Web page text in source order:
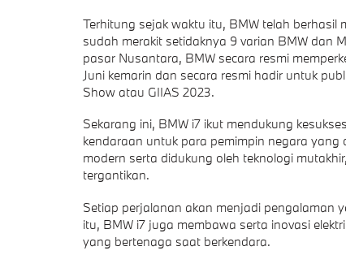
Terhitung sejak waktu itu, BMW telah berhasil
sudah merakit setidaknya 9 varian BMW dan
pasar Nusantara, BMW secara resmi
Juni kemarin dan secara resmi hadir untuk
Show atau GIIAS 2023.
Sekarang ini, BMW i7 ikut mendukung
kendaraan untuk para pemimpin negara
modern serta didukung oleh teknologi
tergantikan.
Setiap perjalanan akan menjadi pengalaman
itu, BMW i7 juga membawa serta inovasi
yang bertenaga saat berkendara.